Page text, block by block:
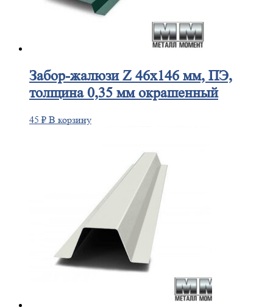
Забор-жалюзиZ 46х146 мм, ПЭ,
толщина 0,35 мм окрашенный
45 ₽ В корзину